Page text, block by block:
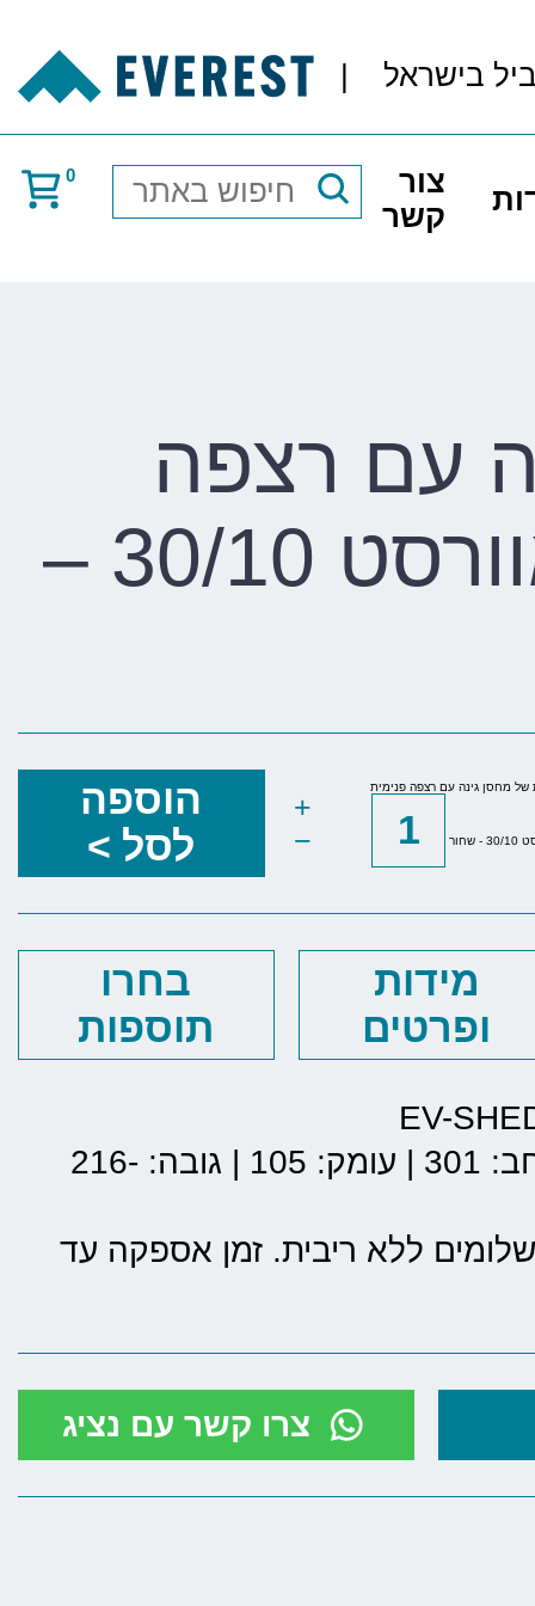
בישראל |
צור
קשר
חיפוש
0
עם רצפה
פנימית אוורסט 30/10 –
של מחסן גינה עם רצפה פנימית
- שחור
+
−
הוספה
לסל >
מידות
ופרטים
בחרו
תוספות
301
| עומק: 105 | גובה: 216-
לדעת: עד 12 תשלומים ללא ריבית. זמן אספקה עד
צרו קשר עם נציג